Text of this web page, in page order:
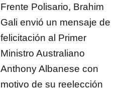
Frente Polisario, Brahim
Gali envió un mensaje de
felicitación al Primer
Ministro Australiano
Anthony Albanese con
motivo de su reelección